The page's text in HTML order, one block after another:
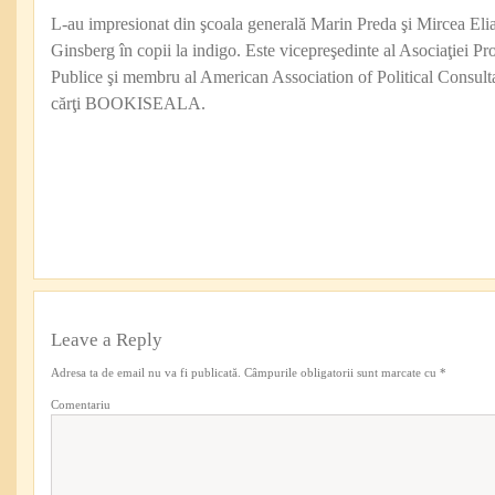
L-au impresionat din şcoala generală Marin Preda şi Mircea
Ginsberg în copii la indigo. Este vicepreşedinte al Asociaţiei
Publice şi membru al American Association of Political
cărţi BOOKISEALA.
Leave a Reply
Adresa ta de email nu va fi publicată. Câmpurile obligatorii sunt marcate cu *
Comentariu